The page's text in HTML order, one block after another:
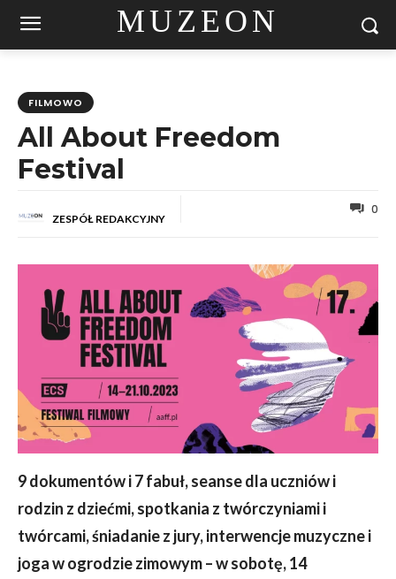
MUZEON
FILMOWO
All About Freedom
Festival
ZESPÓŁ REDAKCYJNY
0
9 dokumentów i 7 fabuł, seanse dla uczniów i
rodzin z dziećmi, spotkania z twórczyniami i
twórcami, śniadanie z jury, interwencje muzyczne i
joga w ogrodzie zimowym– w sobotę, 14